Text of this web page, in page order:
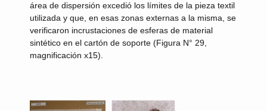
área de dispersión excedió los límites de la pieza textil
utilizada y que, en esas zonas externas a la misma, se
verificaron incrustaciones de esferas de material
sintético en el cartón de soporte (Figura N° 29,
magnificación x15).